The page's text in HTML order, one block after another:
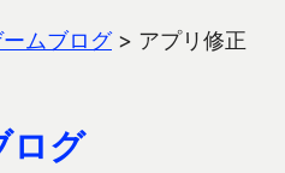
ムブログ> アプリ修正
ログ